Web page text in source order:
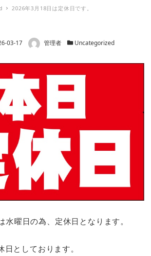
2026年3月18日は定休日です。
日03-17 著者 管理者 カテゴリー
Uncategorized
曜日の為、定休日となります。
としております。